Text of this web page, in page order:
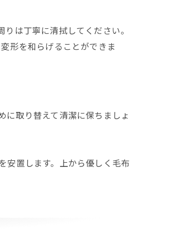
は丁寧に清拭してください。
形を和らげることができま
に取り替えて清潔に保ちましょ
安置します。上から優しく毛布